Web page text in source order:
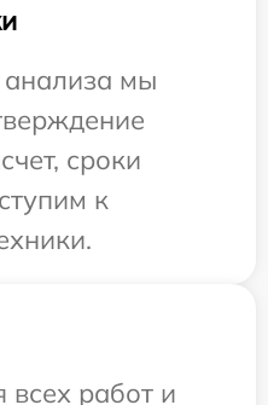
анализа мы
сроки
к
работ и